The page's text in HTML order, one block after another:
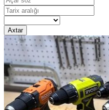
Axtar